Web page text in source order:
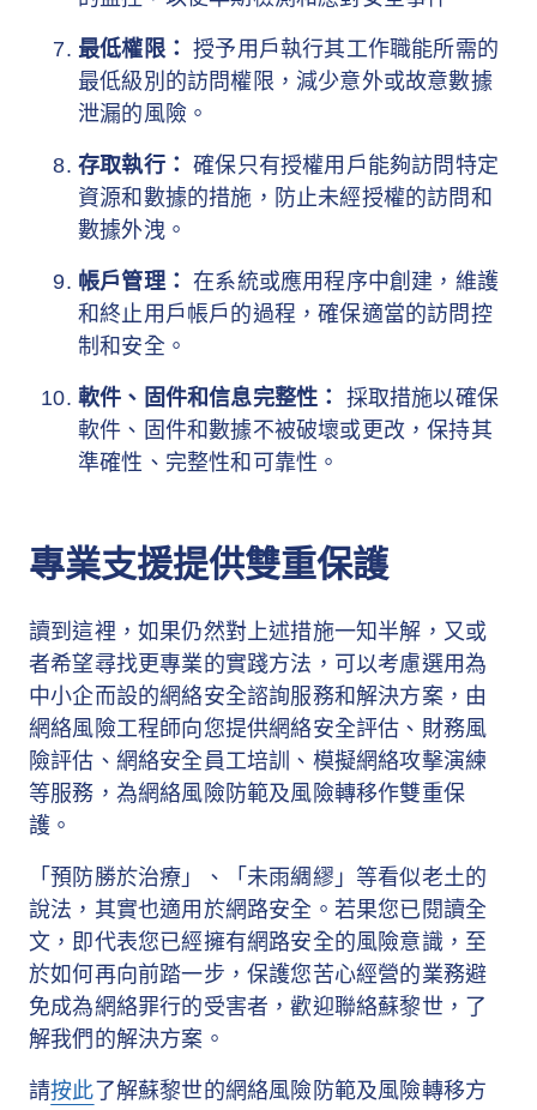
最低權限： 授予用戶執行其工作職能所需的
最低級別的訪問權限，減少意外或故意數據
泄漏的風險。
存取執行： 確保只有授權用戶能夠訪問特定
資源和數據的措施，防止未經授權的訪問和
數據外洩。
帳戶管理： 在系統或應用程序中創建，維護
和終止用戶帳戶的過程，確保適當的訪問控
制和安全。
軟件、固件和信息完整性：
採取措施以確保
軟件、固件和數據不被破壞或更改，保持其
準確性、完整性和可靠性。
專業支援提供雙重保護
讀到這裡，如果仍然對上述措施一知半解，又或
者希望尋找更專業的實踐方法，可以考慮選用為
中小企而設的網絡安全諮詢服務和解決方案，由
網絡風險工程師向您提供網絡安全評估、財務風
險評估、網絡安全員工培訓、模擬網絡攻擊演練
等服務，為網絡風險防範及風險轉移作雙重保
護。
「預防勝於治療」、「未雨綢繆」等看似老土的
說法，其實也適用於網路安全。若果您已閱讀全
文，即代表您已經擁有網路安全的風險意識，至
於如何再向前踏一步，保護您苦心經營的業務避
免成為網絡罪行的受害者，歡迎聯絡蘇黎世，了
解我們的解決方案。
請按此 了解蘇黎世的網絡風險防範及風險轉移方